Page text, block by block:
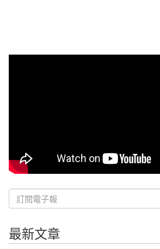
最新文章